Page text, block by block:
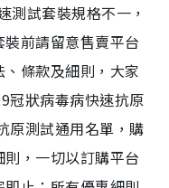
測試套裝規格不一，
前請留意售賣平台
條款及細則，大家
冠狀病毒病快速抗原
原測試通用名單，購
，一切以訂購平台